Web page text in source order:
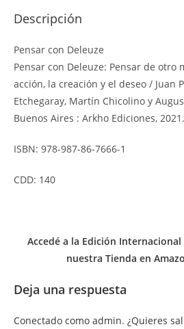
Descripción
Pensar con Deleuze
Pensar con Deleuze: Pensar de otro
acción, la creación y el deseo / Juan
Etchegaray, Martín Chicolino y
Buenos Aires : Arkho Ediciones, 2021.
ISBN: 978-987-86-7666-1
CDD: 140
Accedé a la Edición
nuestra Tienda en
Deja una respuesta
Conectado como admin. ¿Quieres